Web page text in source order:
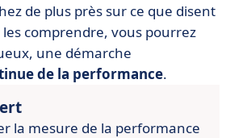
de plus près sur ce que disent
comprendre, vous pourrez
une démarche
de la performance.
la mesure de la performance